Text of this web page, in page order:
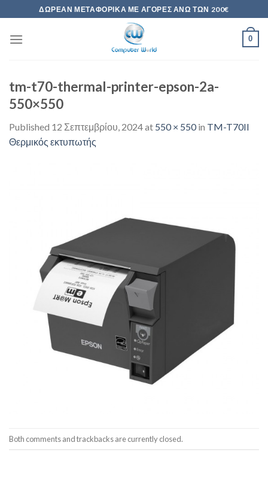
to
content
ΔΩΡΕΆΝ ΜΕΤΑΦΟΡΙΚΆ ΜΕ ΑΓΟΡΈΣ ΆΝΩ ΤΩΝ 200€
0
tm-t70-thermal-printer-epson-2a-
550×550
Published 12 Σεπτεμβρίου, 2024at 550 × 550in TM-T70II
Θερμικός εκτυπωτής
Both comments and trackbacks are currently closed.